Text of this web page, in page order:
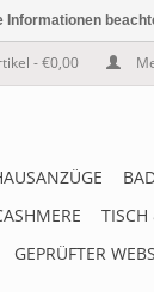
- €0,00
TISCH
GEPRÜFTER
Informationen